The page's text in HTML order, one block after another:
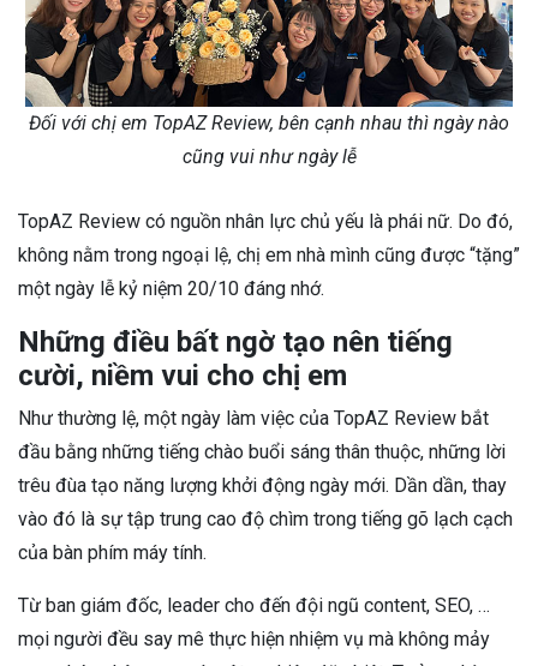
Đối với chị em TopAZ Review, bên cạnh nhau thì ngày nào
cũng vui như ngày lễ
TopAZ Review có nguồn nhân lực chủ yếu là phái nữ. Do đó,
không nằm trong ngoại lệ, chị em nhà mình cũng được “tặng”
một ngày lễ kỷ niệm 20/10 đáng nhớ.
Những điều bất ngờ tạo nên tiếng
cười, niềm vui cho chị em
Như thường lệ, một ngày làm việc của TopAZ Review bắt
đầu bằng những tiếng chào buổi sáng thân thuộc, những lời
trêu đùa tạo năng lượng khởi động ngày mới. Dần dần, thay
vào đó là sự tập trung cao độ chìm trong tiếng gõ lạch cạch
của bàn phím máy tính.
Từ ban giám đốc, leader cho đến đội ngũ content, SEO, …
mọi người đều say mê thực hiện nhiệm vụ mà không mảy